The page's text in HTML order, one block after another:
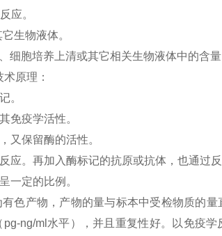
应。
生物液体。
细胞培养上清或其它相关生物液体中的含量
术原理：
。
免疫学活性。
又保留酶的活性。
应。再加入酶标记的抗原或抗体，也通过
一定的比例。
色产物，产物的量与标本中受检物质的
ng/ml水平），并且重复性好。以免疫